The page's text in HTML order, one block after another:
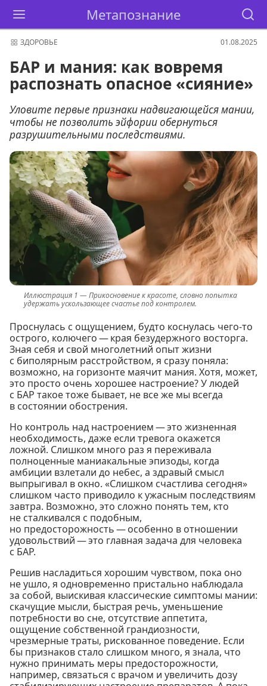
Метапознание
ЗДОРОВЬЕ 01.08.2025
БАР и мания: как вовремя
распознать опасное «сияние»
Уловите первые признаки надвигающейся мании,
чтобы не позволить эйфории обернуться
разрушительными последствиями.
Прикосновение к красоте, словно попытка
удержать ускользающее счастье под контролем.
Проснулась с ощущением, будто коснулась чего-то
острого, колючего — края безудержного восторга.
Зная себя и свой многолетний опыт жизни
с биполярным расстройством, я сразу поняла:
возможно, на горизонте маячит мания. Хотя, может,
это просто очень хорошее настроение? У людей
с БАР такое тоже бывает, не все же мы всегда
в состоянии обострения.
Но контроль над настроением — это жизненная
необходимость, даже если тревога окажется
ложной. Слишком много раз я переживала
полноценные маниакальные эпизоды, когда
амбиции взлетали до небес, а здравый смысл
выпрыгивал в окно. «Слишком счастлива сегодня»
слишком часто приводило к ужасным последствиям
завтра. Возможно, это сложно понять тем, кто
не сталкивался с подобным,
но предосторожность — особенно в отношении
удовольствий — это главная задача для человека
с БАР.
Решив насладиться хорошим чувством, пока оно
не ушло, я одновременно пристально наблюдала
за собой, выискивая классические симптомы мании:
скачущие мысли, быстрая речь, уменьшение
потребности во сне, отсутствие аппетита,
ощущение собственной грандиозности,
чрезмерные траты, рискованное поведение. Если
бы признаков стало слишком много, я знала, что
нужно принимать меры предосторожности,
например, связаться с врачом и увеличить дозу